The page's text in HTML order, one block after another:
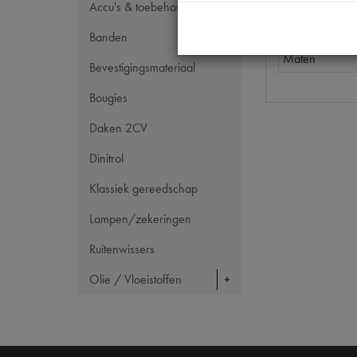
Accu's & toebehoren
Banden
Bevestigingsmateriaal
Bougies
Daken 2CV
Dinitrol
Klassiek gereedschap
Lampen/zekeringen
Ruitenwissers
Olie / Vloeistoffen
OE Citroën
Maten